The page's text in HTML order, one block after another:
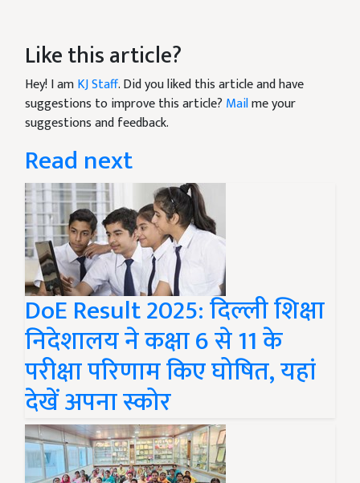
Like this article?
Hey! I amKJ Staff. Did you liked this article and have
suggestions to improve this article? Mailme your
suggestions and feedback.
Read next
DoE Result 2025: दिल्ली शिक्षा
निदेशालय ने कक्षा 6 से 11 के
परीक्षा परिणाम किए घोषित, यहां
देखें अपना स्कोर